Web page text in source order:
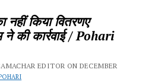
नहीं किया वितरणए
ने की कार्रवाई / Pohari
EDITOR ON DECEMBER